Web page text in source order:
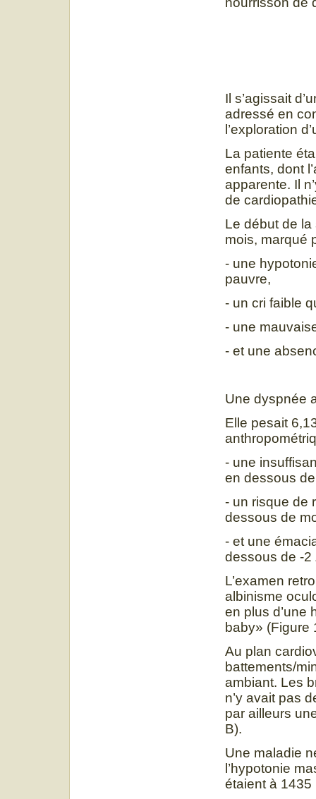
Il s’agissait
adressé en
l’exploration
La patiente
enfants, dont
apparente. Il
de
Le début de la
mois, marqué
- une
pauvre,
- un cri faible
- une
- et une
Une dyspnée
Elle pesait
- une
en dessous
- un risque de
dessous de
- et une
dessous de -2
L’examen
albinisme
en plus d’une
baby» (Figure
Au plan
battements/
ambiant. Les
n’y avait pas
par ailleurs
B).
Une maladie
l’hypotonie
étaient à 1435